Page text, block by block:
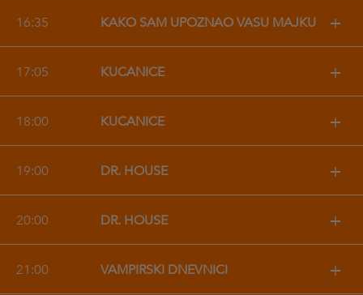
16:35 KAKO SAM UPOZNAO VAŠU MAJKU +
17:05 KUĆANICE +
18:00 KUĆANICE +
19:00 DR. HOUSE +
20:00 DR. HOUSE +
21:00 VAMPIRSKI DNEVNICI +